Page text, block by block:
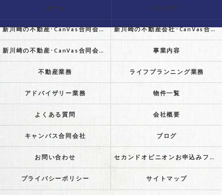
ホーム コンセプト
新川崎の不動産･CanVas合同会社の口コミ情報 新川崎の不動産会社･CanVas合同会社の評判
新川崎の不動産･CanVas合同会社のお客様の声 事業内容
不動産業務 ライフプランニング業務
アドバイザリー業務 物件一覧
よくある質問 会社概要
キャンバス合同会社 ブログ
お問い合わせ セカンドオピニオンお申込みフォーム
プライバシーポリシー サイトマップ